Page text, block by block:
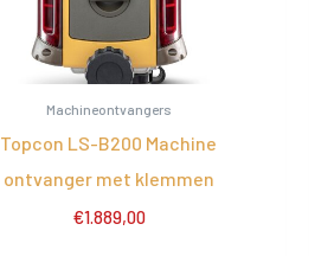
Machineontvangers
Topcon LS-B200 Machine
ontvanger met klemmen
€1.889,00